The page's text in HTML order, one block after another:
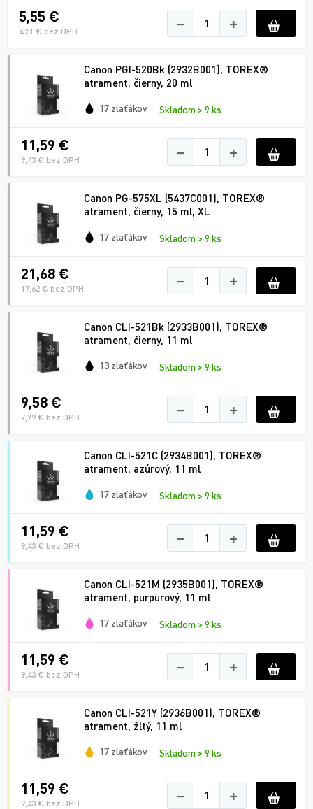
5,55 €
4,51 € bez DPH − +
Canon PGI-520Bk (2932B001), TOREX®
atrament, čierny, 20 ml
17 zlaťákov Skladom > 9 ks
11,59 €
9,43 € bez DPH − +
Canon PG-575XL (5437C001), TOREX®
atrament, čierny, 15 ml, XL
17 zlaťákov Skladom > 9 ks
21,68 €
17,62 € bez DPH − +
Canon CLI-521Bk (2933B001), TOREX®
atrament, čierny, 11 ml
13 zlaťákov Skladom > 9 ks
9,58 €
7,79 € bez DPH − +
Canon CLI-521C (2934B001), TOREX®
atrament, azúrový, 11 ml
17 zlaťákov Skladom > 9 ks
11,59 €
9,43 € bez DPH − +
Canon CLI-521M (2935B001), TOREX®
atrament, purpurový, 11 ml
17 zlaťákov Skladom > 9 ks
11,59 €
9,43 € bez DPH − +
Canon CLI-521Y (2936B001), TOREX®
atrament, žltý, 11 ml
17 zlaťákov Skladom > 9 ks
11,59 €
9,43 € bez DPH − +